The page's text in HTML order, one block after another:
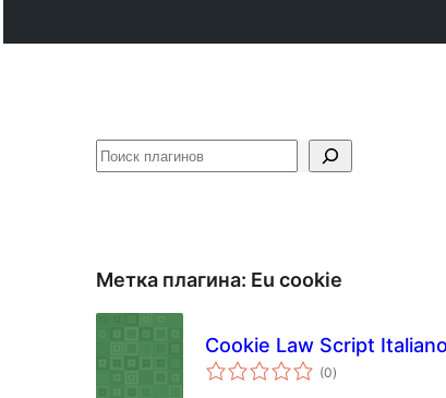
Поиск
Метка плагина: Eu cookie
Cookie Law Script Italiano
(0общий
рейтинг
)